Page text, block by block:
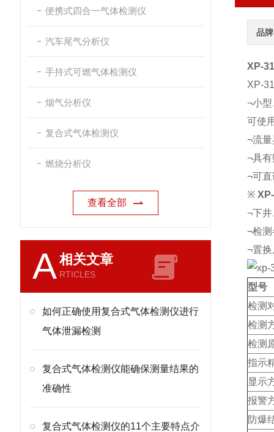
便携式四合一气体检测仪
汽车尾气分析仪
手持式可燃气体检测仪
烟气分析仪
复合式气体检测仪
燃烧分析仪
查看全部
A相关文章
RTICLES
如何正确使用复合式气体检测仪进行
气体泄漏检测
复合式气体检测仪能确保测量结果的
准确性
复合式气体检测仪的11个主要特点介
品牌
XP-
XP-
¬小
可使
¬流
¬具
¬可
※
¬下
¬检
¬置
型号
检测
检测
检测
指示
显示
报警
防爆